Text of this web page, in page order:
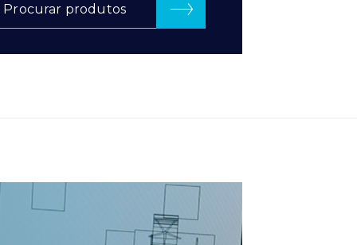
Procurar produtos